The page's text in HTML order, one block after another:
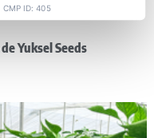
Yuksel Seeds
CMP ID: 405